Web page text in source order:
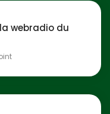
webradio du